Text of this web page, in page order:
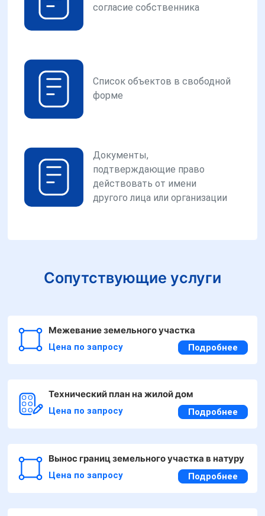
согласие собственника
Список объектов в свободной
форме
Документы,
подтверждающие право
действовать от имени
другого лица или организации
Сопутствующие услуги
Межевание земельного участка
Цена по запросу Подробнее
Технический план на жилой дом
Цена по запросу Подробнее
Вынос границ земельного участка в натуру
Цена по запросу Подробнее